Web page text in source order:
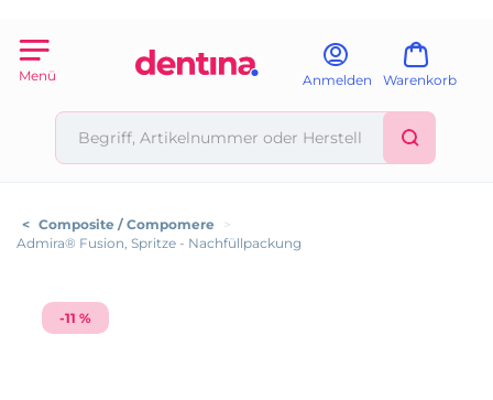
Menü Anmelden Warenkorb
< Composite / Compomere
>
Admira® Fusion, Spritze - Nachfüllpackung
-11 %